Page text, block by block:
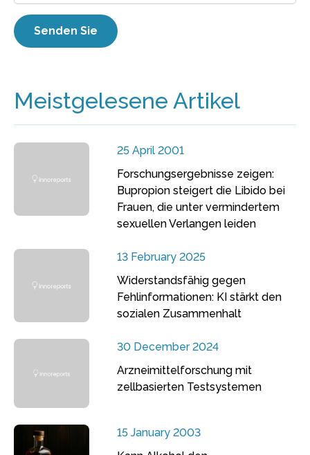
Meistgelesene Artikel
25 April 2001
Forschungsergebnisse zeigen:
Bupropion steigert die Libido bei
Frauen, die unter vermindertem
sexuellen Verlangen leiden
13 February 2025
Widerstandsfähig gegen
Fehlinformationen: KI stärkt den
sozialen Zusammenhalt
30 December 2024
Arzneimittelforschung mit
zellbasierten Testsystemen
15 January 2003